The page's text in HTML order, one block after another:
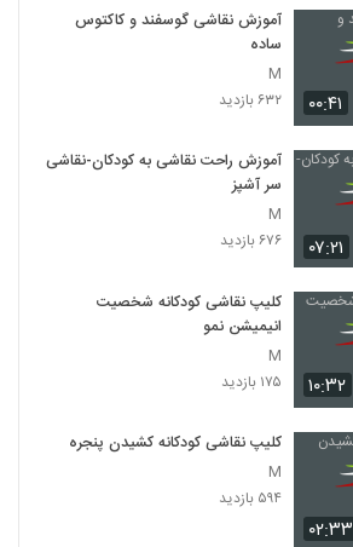
۰۰:۴۱
آموزش نقاشی گوسفند و کاکتوس
ساده
M
۶۳۲ بازدید
۰۷:۲۱
آموزش راحت نقاشی به کودکان-نقاشی
سر آشپز
M
۶۷۶ بازدید
۱۰:۳۲
کلیپ نقاشی کودکانه شخصیت
انیمیشن نمو
M
۱۷۵ بازدید
۰۲:۳۳
کلیپ نقاشی کودکانه کشیدن پنجره
M
۵۹۴ بازدید